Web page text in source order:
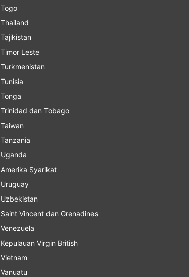
Togo
Thailand
Tajikistan
Timor Leste
Turkmenistan
Tunisia
Tonga
Trinidad dan Tobago
Taiwan
Tanzania
Uganda
Amerika Syarikat
Uruguay
Uzbekistan
Saint Vincent dan Grenadines
Venezuela
Kepulauan Virgin British
Vietnam
Vanuatu